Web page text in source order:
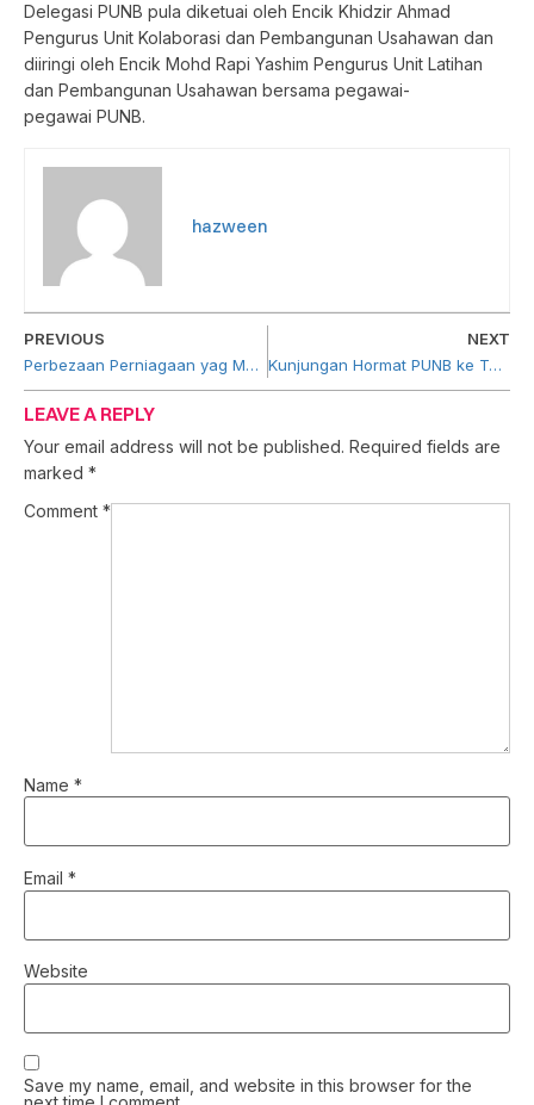
Delegasi PUNB pula diketuai oleh Encik Khidzir Ahmad
Pengurus Unit Kolaborasi dan Pembangunan Usahawan dan
diiringi oleh Encik Mohd Rapi Yashim Pengurus Unit Latihan
dan Pembangunan Usahawan bersama pegawai-
pegawai PUNB.
hazween
PREVIOUS
Perbezaan Perniagaan yag Menerapkan ESG dan yang Tidak
NEXT
Kunjungan Hormat PUNB ke Taman Reka Bentuk Litar Bersepadu (IC) Semikonduktor Malaysia
LEAVE A REPLY
Your email address will not be published. Required fields are
marked *
Comment *
Name *
Email *
Website
Save my name, email, and website in this browser for the